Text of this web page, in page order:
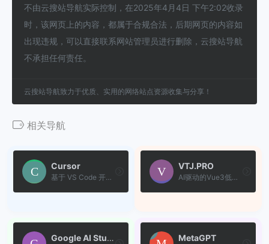
不由云搜站导航实际控制，在2025年4月4日 下午2:02收录
时，该网页上的内容，都属于合规合法，后期网页的内容如
出现违规，可以直接联系网站管理员进行删除，云搜站导航
不承担任何责任。
云搜站导航致力于优质、实用的网络站点资源收集与分享！
相关导航
Cursor
基于 VS Code 开发的 AI 辅助...
VTJ.PRO
AI驱动的Vue3低代码开发平台...
Google AI Studio MetaGPT